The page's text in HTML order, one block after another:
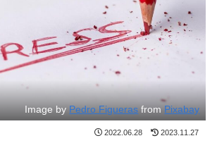
Image by Pedro Figueras from Pixabay
2022.06.28 2023.11.27